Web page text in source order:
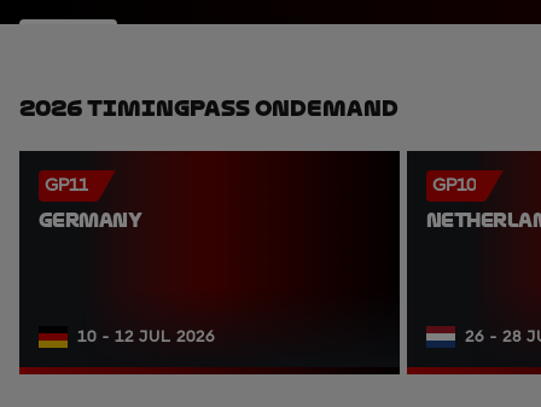
2026 TimingPass OnDemand
GP11
GERMANY
10 - 12 JUL 2026
GP10
26 - 28